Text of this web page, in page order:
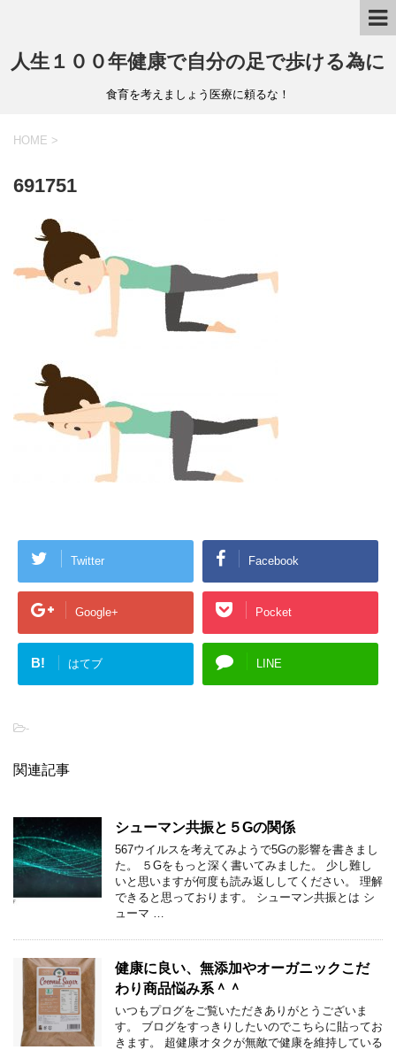
人生１００年健康で自分の足で歩ける為に
食育を考えましょう医療に頼るな！
HOME >
691751
Twitter Facebook
Google+ Pocket
B! はてブ LINE
-
関連記事
シューマン共振と５Gの関係
567ウイルスを考えてみようで5Gの影響を書きまし
た。 ５Gをもっと深く書いてみました。 少し難し
いと思いますが何度も読み返ししてください。 理解
できると思っております。 シューマン共振とは シ
ューマ …
健康に良い、無添加やオーガニックこだ
わり商品悩み系＾＾
いつもプログをご覧いただきありがとうございま
す。 ブログをすっきりしたいのでこちらに貼ってお
きます。 超健康オタクが無敵で健康を維持している